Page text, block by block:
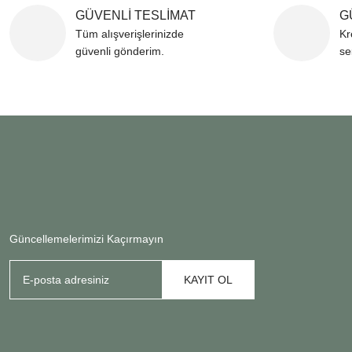
GÜVENLİ TESLİMAT
Tüm alışverişlerinizde
güvenli gönderim.
Güncellemelerimizi Kaçırmayın
KAYIT OL